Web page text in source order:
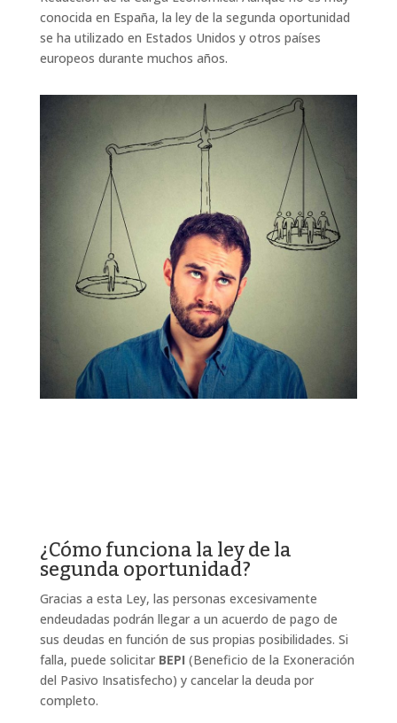
conocida en España, la ley de la segunda oportunidad
se ha utilizado en Estados Unidos y otros países
europeos durante muchos años.
¿Cómo funciona la ley de la
segunda oportunidad?
Gracias a esta Ley, las personas excesivamente
endeudadas podrán llegar a un acuerdo de pago de
sus deudas en función de sus propias posibilidades. Si
falla, puede solicitar BEPI (Beneficio de la Exoneración
del Pasivo Insatisfecho) y cancelar la deuda por
completo.